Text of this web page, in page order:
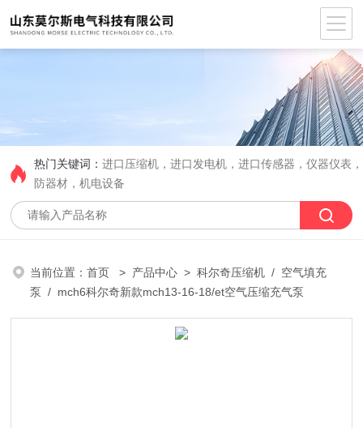
热门关键词：进口压缩机，进口发电机，进口传感器，仪器仪表
防器材，机电设备
当前位置：首页 > 产品中心 >科尔奇压缩机 / 空气填充
泵 / mch6科尔奇新款mch13-16-18/et空气压缩充气泵